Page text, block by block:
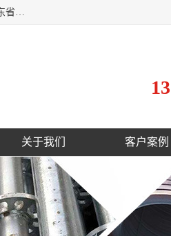
聊城市开发区正堂金属制品有限公司是一家专业的五金配件、钢管、法兰盘、冲压异型件加工等生成销售企业，服务遍布山东省聊城、济南、青岛、淄博、枣庄、东营烟台等地区，经营包括冲压法兰毛坯，冲压异型(形)件加工，热扩法兰毛坯，锻打法兰盘毛坯，法兰加强圈，环形锻件加工，版辊堵头毛坯，哑铃配重件等产品的生产和销售，业务上精益求精，生产产品精度高，配件标准赢得业内企业及其它组织与公民的一致好评。
关于我们 客户案例